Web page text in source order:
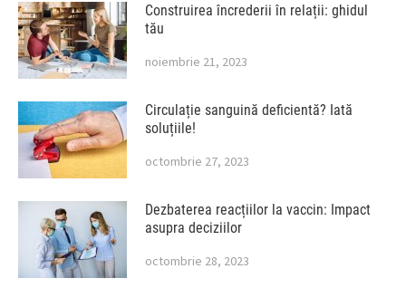
Construirea încrederii în relații: ghidul
tău
noiembrie 21, 2023
Circulație sanguină deficientă? Iată
soluțiile!
octombrie 27, 2023
Dezbaterea reacțiilor la vaccin: Impact
asupra deciziilor
octombrie 28, 2023